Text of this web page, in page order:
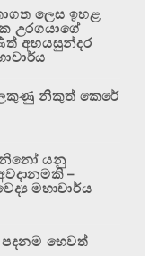
ලෙස ඉහළ
උරගයාගේ
අභයසුන්දර
ලකුණු නිකුත් කෙරේ
නිනෝ යනු
–
මහාචාර්ය
පදනම හෙවත්